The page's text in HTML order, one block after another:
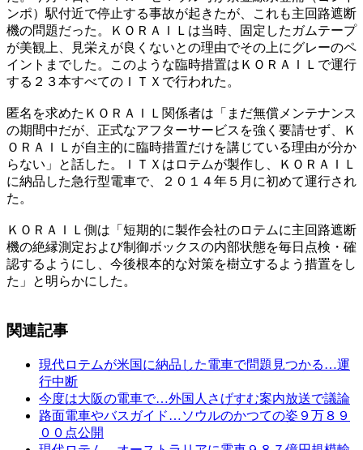
ンポ）駅付近で停止する事故が起きたが、これも主回路遮断
機の問題だった。ＫＯＲＡＩＬは当時、固定したガムテープ
が美観上、見栄えが良くないとの理由でその上にグレーのペ
イントまでした。このような臨時措置はＫＯＲＡＩＬで運行
する２３本すべてのＩＴＸで行われた。
匿名を求めたＫＯＲＡＩＬ関係者は「まだ無償メンテナンス
の期間中だが、正式なアフターサービスを強く要請せず、Ｋ
ＯＲＡＩＬが自主的に臨時措置だけを講じている理由が分か
らない」と話した。ＩＴＸはロテムが製作し、ＫＯＲＡＩＬ
に納品した急行型電車で、２０１４年５月に初めて運行され
た。
ＫＯＲＡＩＬ側は「短期的に製作会社のロテムに主回路遮断
機の絶縁測定および制御ボックスの内部状態を毎日点検・確
認するようにし、今後根本的な対策を樹立するよう措置をし
た」と明らかにした。
関連記事
現代ロテムが米国に納品した電車で問題見つかる…運
行中断
今度は大阪の電車で…外国人さげすむ案内放送で議論
路面電車やバスガイド…ソウルのかつての姿９万８９
００点公開